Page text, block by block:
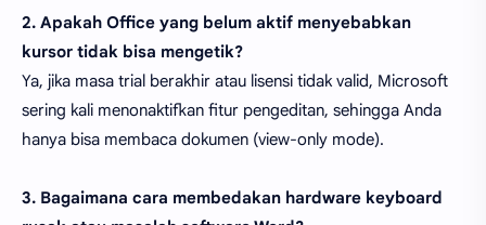
2. Apakah Office yang belum aktif menyebabkan
kursor tidak bisa mengetik?
Ya, jika masa trial berakhir atau lisensi tidak valid, Microsoft
sering kali menonaktifkan fitur pengeditan, sehingga Anda
hanya bisa membaca dokumen (view-only mode).
3. Bagaimana cara membedakan hardware keyboard